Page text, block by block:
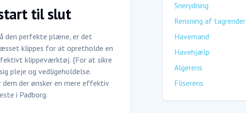
til slut
den perfekte plæne, er det
klippes for at opretholde en
klippeværktøj. {For at sikre
pleje og vedligeholdelse.
der ønsker en mere effektiv
i Padborg.
Snerydning
Rensning af tagrender
Havemand
Havehjælp
Algerens
Fliserens